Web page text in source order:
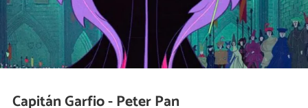
Capitán Garfio - Peter Pan